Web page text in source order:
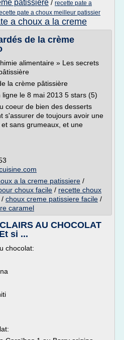
patissiere / recette pate a
pate a choux meilleur patissier
a choux a la creme
de la crème
alimentaire » Les secrets
la crème pâtissière
le 8 mai 2013 5 stars (5)
coeur de bien des desserts
s'assurer de toujours avoir une
sans grumeaux, et une
a la creme patissiere /
choux facile / recette choux
/ choux creme patissiere facile /
caramel
AU CHOCOLAT
si ...
chocolat: